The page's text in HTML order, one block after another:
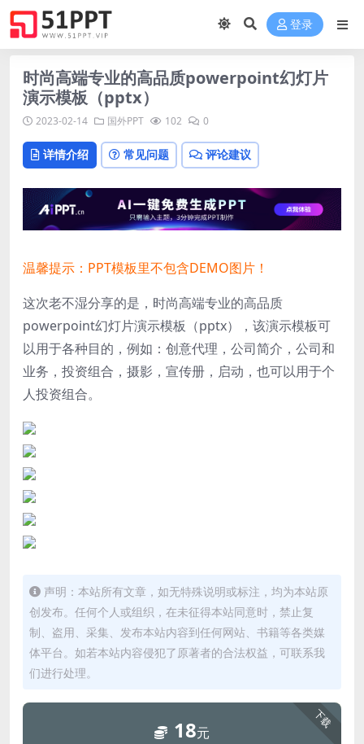
登录
时尚高端专业的高品质powerpoint幻灯片
演示模板（pptx）
2023-02-14 国外PPT 102 0
详情介绍 常见问题 评论建议
温馨提示：PPT模板里不包含DEMO图片！
这次老不湿分享的是，时尚高端专业的高品质
powerpoint幻灯片演示模板（pptx），该演示模板可
以用于各种目的，例如：创意代理，公司简介，公司和
业务，投资组合，摄影，宣传册，启动，也可以用于个
人投资组合。
声明：本站所有文章，如无特殊说明或标注，均为本站原
创发布。任何个人或组织，在未征得本站同意时，禁止复
制、盗用、采集、发布本站内容到任何网站、书籍等各类媒
体平台。如若本站内容侵犯了原著者的合法权益，可联系我
们进行处理。
下载
18元